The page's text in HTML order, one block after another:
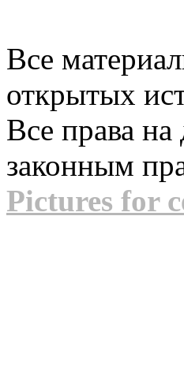
Все
открытых
Все права
законным
Pictures for